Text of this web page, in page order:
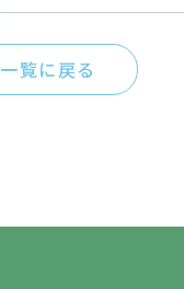
一覧に戻る